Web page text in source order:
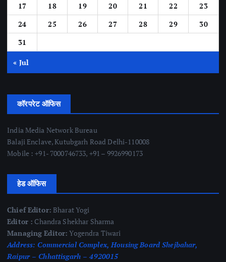
17
18 19 20 21 22
23
24
25 26 27 28 29
30
31
« Jul
कॉरपरेट ऑफिस
India Media Network Bureau
Balaji Enclave, Kutubgarh Road Delhi-110008
Mobile : +91- 7000746733, +91 – 9926990173
हेड ऑफिस
Chief Editor: Bharat Yogi
Editor : Chandra Shekhar Sharma
Managing Editor: Yogendra Tiwari
Address: Commercial Complex, Housing Board Shejbahar,
Raipur – Chhattisgarh – 4920015